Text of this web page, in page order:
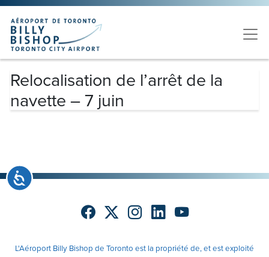
Veuillez
noter
Ce
site
Web
comprend
Accessibilité
Skip to main content
Relocalisation de l’arrêt de la
navette – 7 juin
L'Aéroport Billy Bishop de Toronto est la propriété de, et est exploité